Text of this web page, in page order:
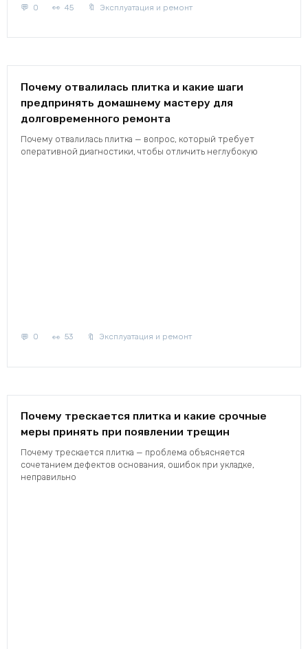
0 45 Эксплуатация и ремонт
Почему отвалилась плитка и какие шаги
предпринять домашнему мастеру для
долговременного ремонта
Почему отвалилась плитка — вопрос, который требует
оперативной диагностики, чтобы отличить неглубокую
0 53 Эксплуатация и ремонт
Почему трескается плитка и какие срочные
меры принять при появлении трещин
Почему трескается плитка — проблема объясняется
сочетанием дефектов основания, ошибок при укладке,
неправильно